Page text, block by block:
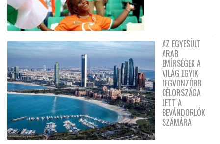
AZ EGYESÜLT
ARAB
EMÍRSÉGEK A
VILÁG EGYIK
LEGVONZÓBB
CÉLORSZÁGA
LETT A
BEVÁNDORLÓK
SZÁMÁRA